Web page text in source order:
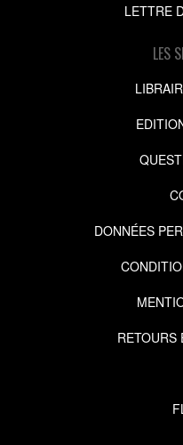
LETTRE
LES
DONNÉES
RETOURS